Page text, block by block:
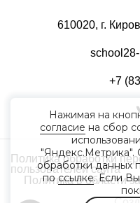
610020, г.
+7
Политика обработки
пользователей сайта
Политика в области
Нажимая на
согласие на сбор
"Яндекс.Метрика".
обработки данных
поссылке. Если